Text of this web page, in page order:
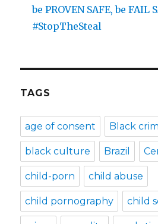
be PROVEN SAFE, be FAIL
#StopTheSteal
TAGS
age of consent Black
black culture Brazil
child-porn child abuse
child pornography child